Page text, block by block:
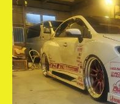
完
成！！
へ